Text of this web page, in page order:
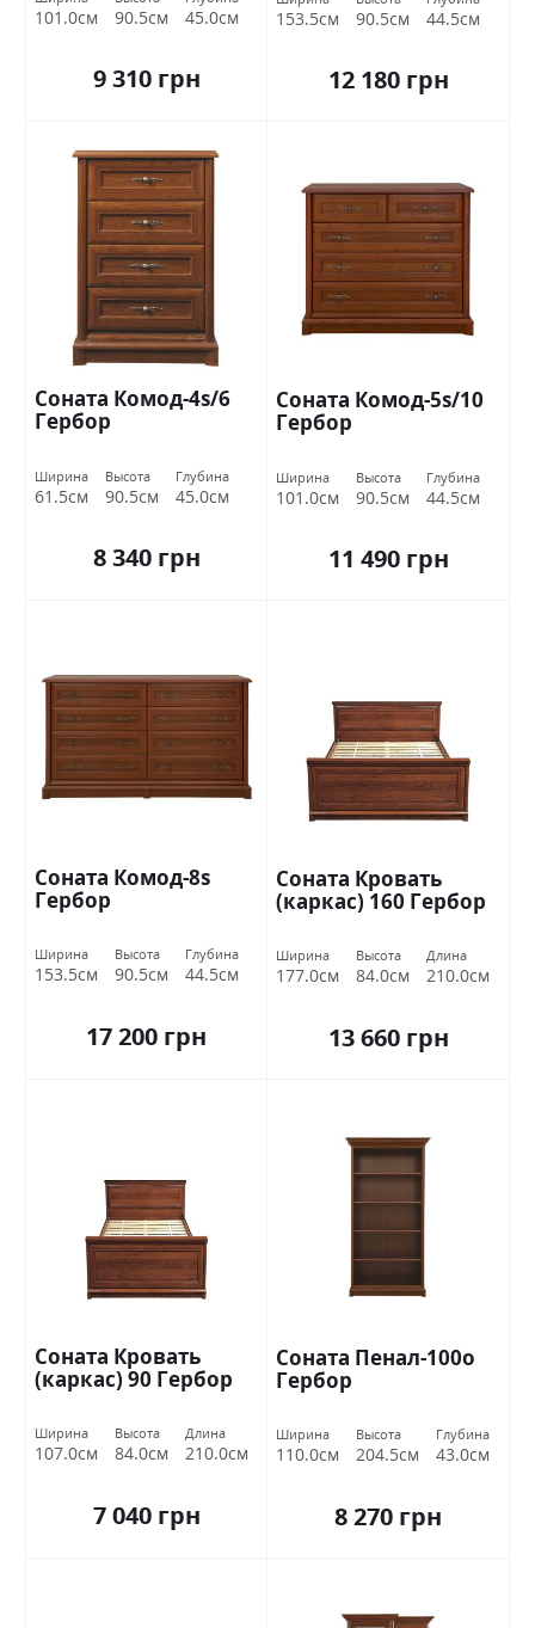
101.0см 90.5см 45.0см
9 310 грн
153.5см 90.5см 44.5см
12 180 грн
Соната Комод-4s/6
Гербор
Ширина
61.5см
Высота
90.5см
Глубина
45.0см
8 340 грн
Соната Комод-5s/10
Гербор
Ширина
101.0см
Высота
90.5см
Глубина
44.5см
11 490 грн
Соната Комод-8s
Гербор
Ширина
153.5см
Высота
90.5см
Глубина
44.5см
17 200 грн
Соната Кровать
(каркас) 160 Гербор
Ширина
177.0см
Высота
84.0см
Длина
210.0см
13 660 грн
Соната Кровать
(каркас) 90 Гербор
Ширина
107.0см
Высота
84.0см
Длина
210.0см
7 040 грн
Соната Пенал-100о
Гербор
Ширина
110.0см
Высота
204.5см
Глубина
43.0см
8 270 грн